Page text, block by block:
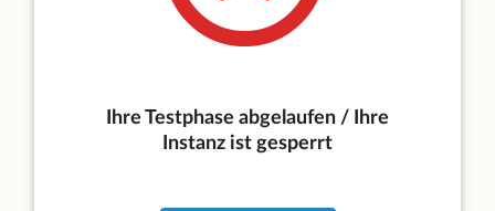
Ihre Testphase abgelaufen / Ihre
Instanz ist gesperrt